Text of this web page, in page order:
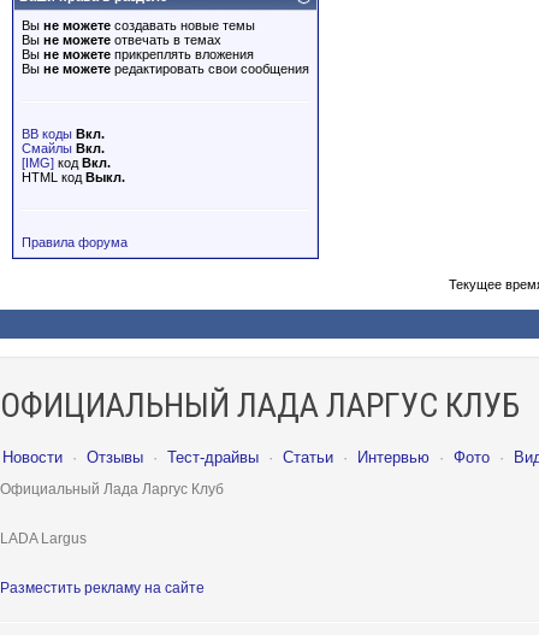
Вы не можете создавать новые темы
Вы не можете отвечать в темах
Вы не можете прикреплять вложения
Вы не можете редактировать свои сообщения
BB коды Вкл.
Смайлы Вкл.
[IMG] код Вкл.
HTML код Выкл.
Правила форума
Текущее
ОФИЦИАЛЬНЫЙ ЛАДА ЛАРГУС КЛУБ
Новости · Отзывы · Тест-драйвы · Статьи · Интервью · Фото ·
Официальный Лада Ларгус Клуб
LADA Largus
Разместить рекламу на сайте